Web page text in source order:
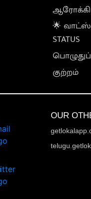
🌟
STATUS
குற்றம்
OUR